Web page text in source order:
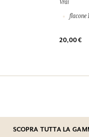
Vrai
flacone
20,00 €
SCOPRA TUTTA LA